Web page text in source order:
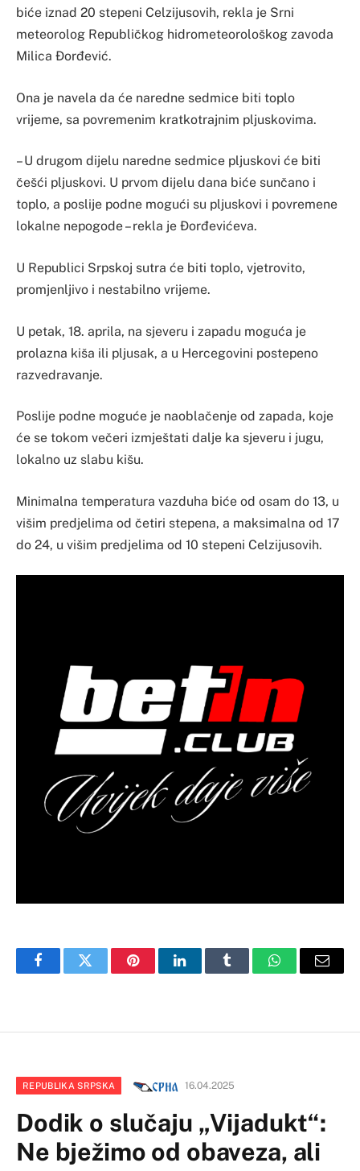
biće iznad 20 stepeni Celzijusovih, rekla je Srni
meteorolog Republičkog hidrometeorološkog zavoda
Milica Đorđević.
Ona je navela da će naredne sedmice biti toplo
vrijeme, sa povremenim kratkotrajnim pljuskovima.
– U drugom dijelu naredne sedmice pljuskovi će biti
češći pljuskovi. U prvom dijelu dana biće sunčano i
toplo, a poslije podne mogući su pljuskovi i povremene
lokalne nepogode – rekla je Đorđevićeva.
U Republici Srpskoj sutra će biti toplo, vjetrovito,
promjenljivo i nestabilno vrijeme.
U petak, 18. aprila, na sjeveru i zapadu moguća je
prolazna kiša ili pljusak, a u Hercegovini postepeno
razvedravanje.
Poslije podne moguće je naoblačenje od zapada, koje
će se tokom večeri izmještati dalje ka sjeveru i jugu,
lokalno uz slabu kišu.
Minimalna temperatura vazduha biće od osam do 13, u
višim predjelima od četiri stepena, a maksimalna od 17
do 24, u višim predjelima od 10 stepeni Celzijusovih.
FacebookTwitter PinterestLinkedInTumblr WhatsAppEmail
REPUBLIKA SRPSKA 16.04.2025
Dodik o slučaju „Vijadukt“:
Ne bježimo od obaveza, ali